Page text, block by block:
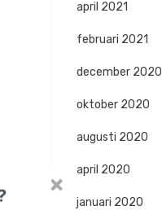
april 2021
februari 2021
december 2020
oktober 2020
augusti 2020
april 2020
januari 2020